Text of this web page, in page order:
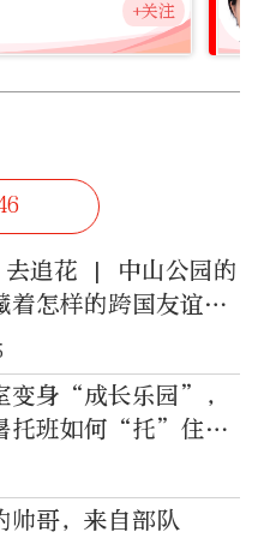
+关注
追花 | 中山公园的
着怎样的跨国友谊？
）
变身“成长乐园”，
托班如何“托”住孩
帅哥，来自部队